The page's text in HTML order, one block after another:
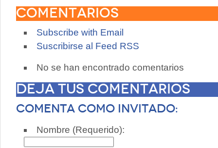
Comentarios
Subscribe with Email
Suscribirse al Feed RSS
No se han encontrado comentarios
Deja tus comentarios
Comenta como invitado:
Nombre (Requerido):